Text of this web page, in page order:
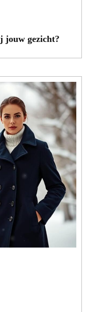
jouw gezicht?